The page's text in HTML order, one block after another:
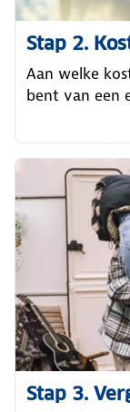
Stap 2.
Aan welke
bent van een
Stap 3.